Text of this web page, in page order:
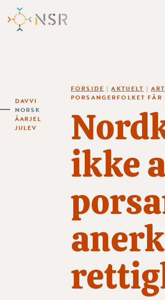
DAVVI
NORSK
ÅARJEL
JULEV
FORSIDE |AKTUELT |
PORSANGERFOLKET
ikke